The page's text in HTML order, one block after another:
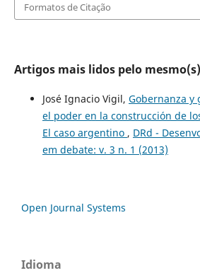
Formatos de Citação
Artigos mais lidos pelo
José Ignacio Vigil, Gobernanza
el poder en la construcción de
El caso argentino , DRd -
em debate: v. 3 n. 1 (2013)
Open Journal Systems
Idioma